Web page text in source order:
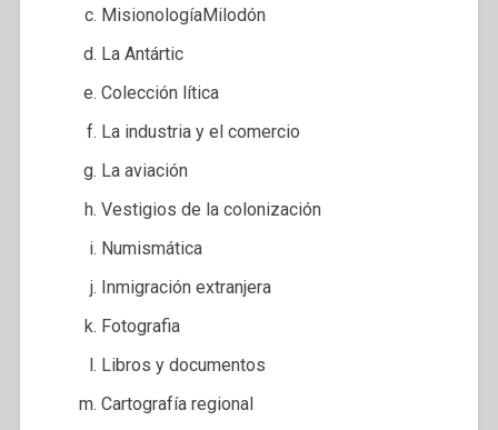
MisionologíaMilodón
La Antártic
Colección lítica
La industria y el comercio
La aviación
Vestigios de la colonización
Numismática
Inmigración extranjera
Fotografia
Libros y documentos
Cartografía regional